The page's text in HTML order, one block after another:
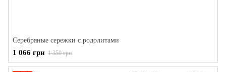
Серебряные сережки с родолитами
1 066 грн 1 350 грн